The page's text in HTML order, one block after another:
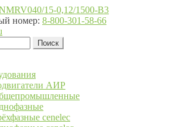
номер: 8-800-301-58-66
Поиск
АИР
cenelec